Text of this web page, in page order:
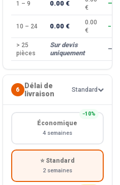
1 – 9 0.00 €
€
—
10 – 24 0.00 €
0.00
€
> 25
pièces
Sur devis
uniquement
—
6
Délai de
livraison
Standard
−10%
Économique
4 semaines
⭐ Standard
2 semaines